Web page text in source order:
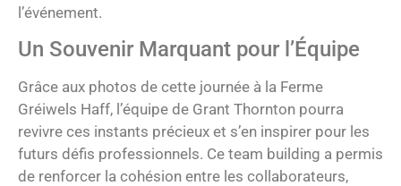
l’événement.
Un Souvenir Marquant pour l’Équipe
Grâce aux photos de cette journée à la Ferme
Gréiwels Haff, l’équipe de Grant Thornton pourra
revivre ces instants précieux et s’en inspirer pour les
futurs défis professionnels. Ce team building a permis
de renforcer la cohésion entre les collaborateurs,